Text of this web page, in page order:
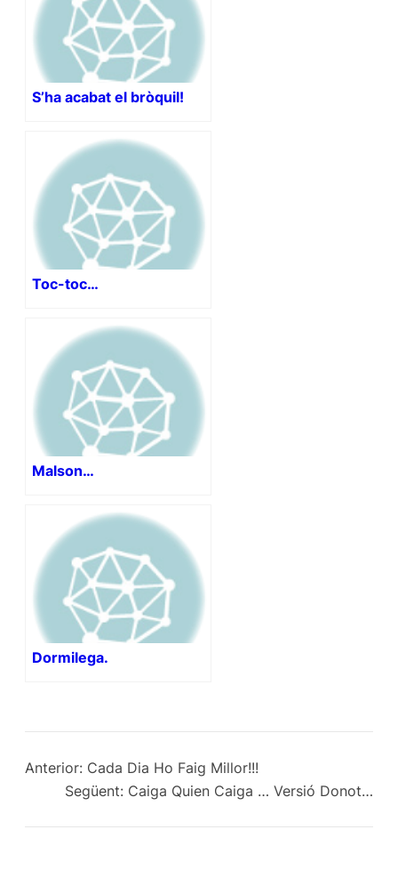
S’ha acabat el bròquil!
Toc-toc…
Malson…
Dormilega.
Anterior: Cada Dia Ho Faig Millor!!!
Següent: Caiga Quien Caiga … Versió Donot…